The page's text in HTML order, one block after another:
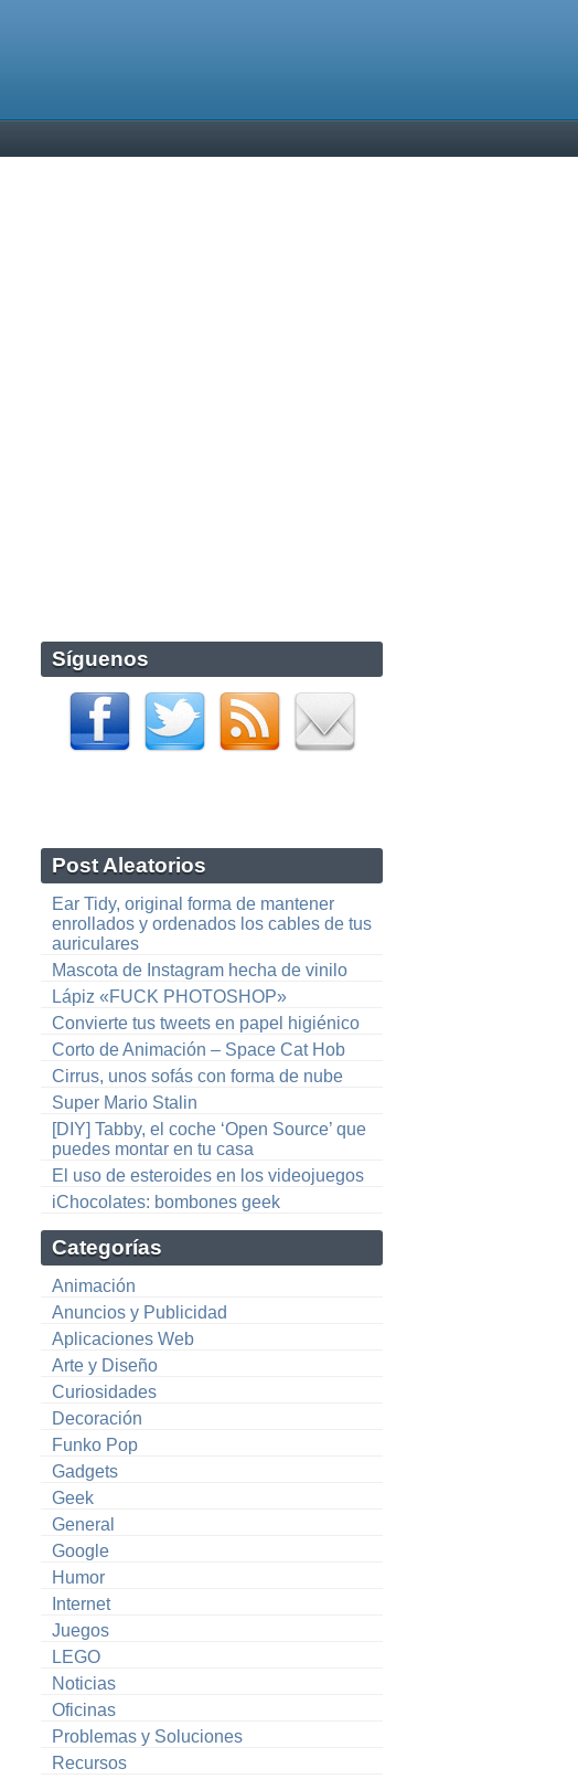
Síguenos
Post Aleatorios
Ear Tidy, original forma de mantener
enrollados y ordenados los cables de tus
auriculares
Mascota de Instagram hecha de vinilo
Lápiz «FUCK PHOTOSHOP»
Convierte tus tweets en papel higiénico
Corto de Animación – Space Cat Hob
Cirrus, unos sofás con forma de nube
Super Mario Stalin
[DIY] Tabby, el coche ‘Open Source’ que
puedes montar en tu casa
El uso de esteroides en los videojuegos
iChocolates: bombones geek
Categorías
Animación
Anuncios y Publicidad
Aplicaciones Web
Arte y Diseño
Curiosidades
Decoración
Funko Pop
Gadgets
Geek
General
Google
Humor
Internet
Juegos
LEGO
Noticias
Oficinas
Problemas y Soluciones
Recursos